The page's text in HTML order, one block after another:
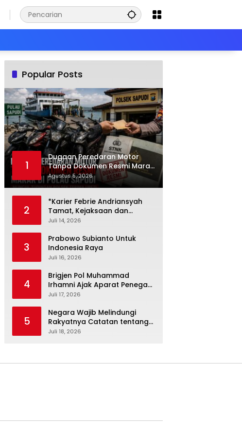
Popular Posts
1
Dugaan Peredaran Motor
Tanpa Dokumen Resmi Marak
di Pulau Sapudi, Polsek
Diduga Terima Upeti
Agustus 5, 2026
2
*Karier Febrie Andriansyah
Tamat, Kejaksaan dan
Kepolisian Kian Erat*
Juli 14, 2026
3
Prabowo Subianto Untuk
Indonesia Raya
Juli 16, 2026
4
Brigjen Pol Muhammad
Irhamni Ajak Aparat Penegak
Hukum Perkuat Kolaborasi
Lingkungan
Juli 17, 2026
5
Negara Wajib Melindungi
Rakyatnya Catatan tentang
Nasib Para Penambang
Juli 18, 2026